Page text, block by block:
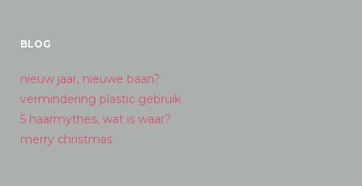
BLOG
nieuw jaar, nieuwe baan?
vermindering plastic gebruik
5 haarmythes, wat is waar?
merry christmas